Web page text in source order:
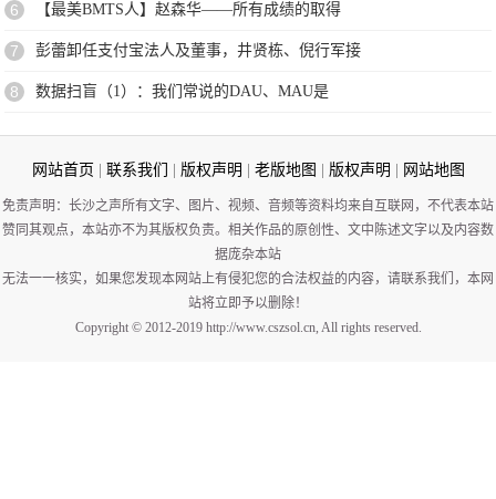
6 【最美BMTS人】赵森华——所有成绩的取得
7 彭蕾卸任支付宝法人及董事，井贤栋、倪行军接
8 数据扫盲（1）：我们常说的DAU、MAU是
网站首页 联系我们 版权声明 老版地图 版权声明 网站地图
免责声明：长沙之声所有文字、图片、视频、音频等资料均来自互联网，不代表本站
赞同其观点，本站亦不为其版权负责。相关作品的原创性、文中陈述文字以及内容数
据庞杂本站
无法一一核实，如果您发现本网站上有侵犯您的合法权益的内容，请联系我们，本网
站将立即予以删除！
Copyright © 2012-2019 http://www.cszsol.cn, All rights reserved.